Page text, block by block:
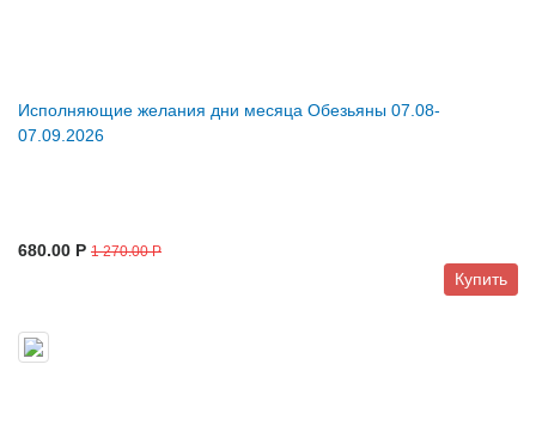
Исполняющие желания дни месяца Обезьяны 07.08-
07.09.2026
680.00 P 1 270.00 P
Купить